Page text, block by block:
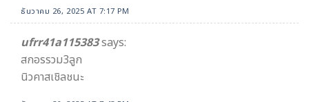
ธันวาคม 26, 2025 AT 7:17 PM
ufrr41a115383says:
สกอรรวม3ลูก
นิวคาสเชิลชนะ